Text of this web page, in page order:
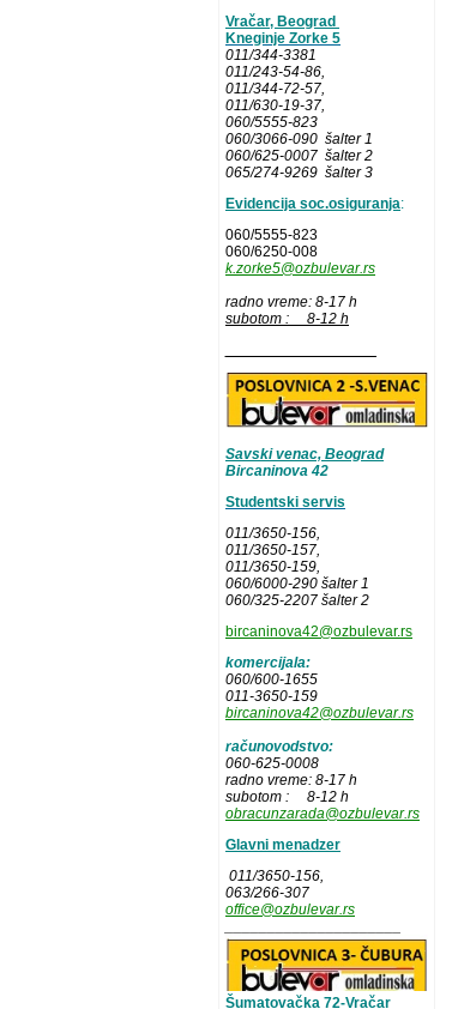
Vračar, Beograd
Kneginje Zorke 5
011/344-3381
011/243-54-86
011/344-72-57,
011/630-19-37,
060/5555-823
060/3066-090 šalter 1
060/625-0007 šalter 2
065/274-9269 šalter 3
Evidencija soc.osiguranja:
060/5555-823
060/6250-008
k.zorke5@ozbulevar.rs
radno vreme: 8-17 h
subotom : 8-12 h
Savski venac, Beograd
Bircaninova 42
Studentski servis
011/3650-156,
011/3650-157,
011/3650-159,
060/6000-290 šalter 1
060/325-2207 šalter 2
bircaninova42@ozbulevar.rs
komercijala:
060/600-1655
011-3650-159
bircaninova42@ozbulevar.rs
računovodstvo:
060-625-0008
radno vreme: 8-17 h
subotom : 8-12 h
obracunzarada@ozbulevar.rs
Glavni menadzer
011/3650-156,
063/266-307
office@ozbulevar.rs
Šumatovačka 72-Vračar